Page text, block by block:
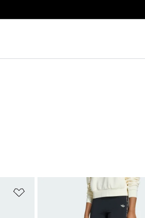
Pridať do zoznamu želaných